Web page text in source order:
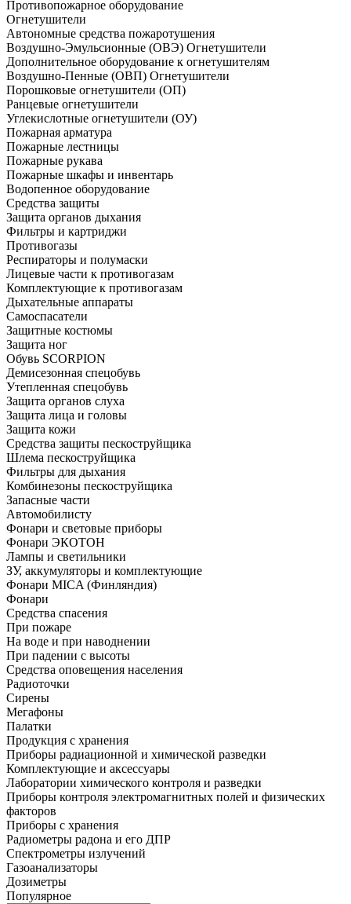
Противопожарное оборудование
Огнетушители
Автономные средства пожаротушения
Воздушно-Эмульсионные (ОВЭ) Огнетушители
Дополнительное оборудование к огнетушителям
Воздушно-Пенные (ОВП) Огнетушители
Порошковые огнетушители (ОП)
Ранцевые огнетушители
Углекислотные огнетушители (ОУ)
Пожарная арматура
Пожарные лестницы
Пожарные рукава
Пожарные шкафы и инвентарь
Водопенное оборудование
Средства защиты
Защита органов дыхания
Фильтры и картриджи
Противогазы
Респираторы и полумаски
Лицевые части к противогазам
Комплектующие к противогазам
Дыхательные аппараты
Самоспасатели
Защитные костюмы
Защита ног
Обувь SCORPION
Демисезонная спецобувь
Утепленная спецобувь
Защита органов слуха
Защита лица и головы
Защита кожи
Средства защиты пескоструйщика
Шлема пескоструйщика
Фильтры для дыхания
Комбинезоны пескоструйщика
Запасные части
Автомобилисту
Фонари и световые приборы
Фонари ЭКОТОН
Лампы и светильники
ЗУ, аккумуляторы и комплектующие
Фонари MICA (Финляндия)
Фонари
Средства спасения
При пожаре
На воде и при наводнении
При падении с высоты
Средства оповещения населения
Радиоточки
Сирены
Мегафоны
Палатки
Продукция с хранения
Приборы радиационной и химической разведки
Комплектующие и аксессуары
Лаборатории химического контроля и разведки
Приборы контроля электромагнитных полей и физических
факторов
Приборы с хранения
Радиометры радона и его ДПР
Спектрометры излучений
Газоанализаторы
Дозиметры
Популярное